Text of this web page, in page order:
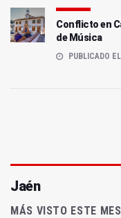
Conflicto en
de Música
PUBLICADO
Jaén
MÁS VISTO ESTE MES